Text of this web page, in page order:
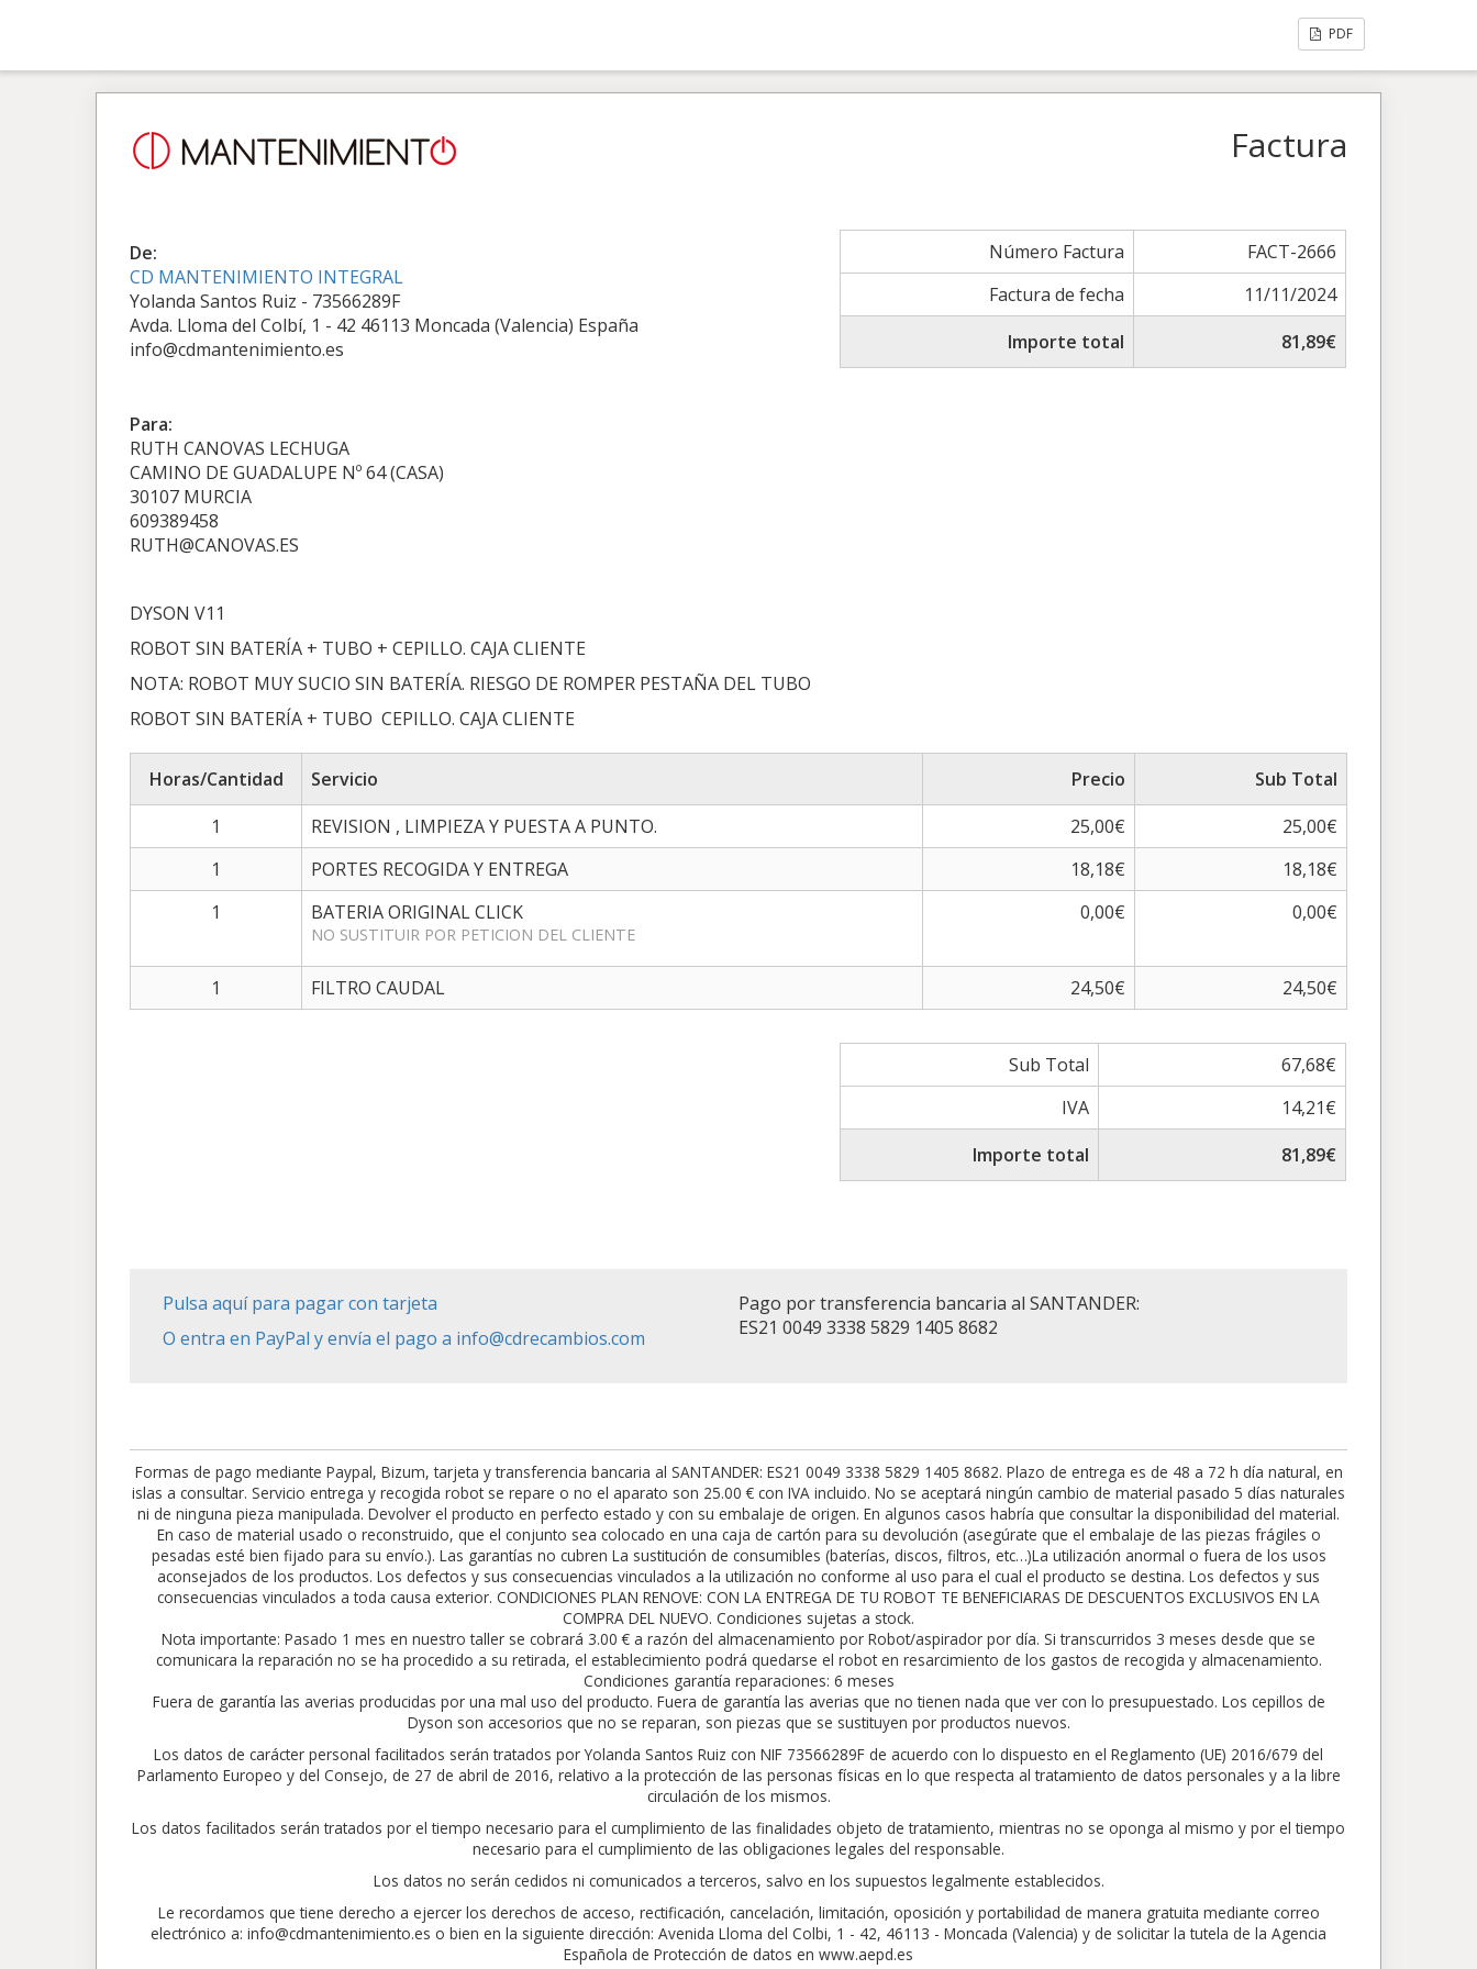
PDF
Factura
De:
CD MANTENIMIENTO INTEGRAL
Yolanda Santos Ruiz - 73566289F
Avda. Lloma del Colbí, 1 - 42 46113 Moncada (Valencia) España
info@cdmantenimiento.es
Número Factura
FACT-2666
Factura de fecha
11/11/2024
Importe total
81,89€
Para:
RUTH CANOVAS LECHUGA
CAMINO DE GUADALUPE Nº 64 (CASA)
30107 MURCIA
609389458
RUTH@CANOVAS.ES
DYSON V11
ROBOT SIN BATERÍA + TUBO + CEPILLO. CAJA CLIENTE
NOTA: ROBOT MUY SUCIO SIN BATERÍA. RIESGO DE ROMPER PESTAÑA DEL TUBO
ROBOT SIN BATERÍA + TUBO CEPILLO. CAJA CLIENTE
Horas/Cantidad Servicio Precio
Sub Total
1
REVISION , LIMPIEZA Y PUESTA A PUNTO. 25,00€
25,00€
1
PORTES RECOGIDA Y ENTREGA 18,18€
18,18€
1
BATERIA ORIGINAL CLICK
NO SUSTITUIR POR PETICION DEL CLIENTE
0,00€ 0,00€
1 FILTRO CAUDAL 24,50€ 24,50€
Sub Total
67,68€
IVA
14,21€
Importe total
81,89€
Pulsa aquí para pagar con tarjeta
O entra en PayPal y envía el pago a info@cdrecambios.com
Pago por transferencia bancaria al SANTANDER:
ES21 0049 3338 5829 1405 8682
Formas de pago mediante Paypal, Bizum, tarjeta y transferencia bancaria al SANTANDER: ES21 0049 3338 5829 1405 8682. Plazo de entrega es de 48 a 72 h día natural, en
islas a consultar. Servicio entrega y recogida robot se repare o no el aparato son 25.00 € con IVA incluido. No se aceptará ningún cambio de material pasado 5 días naturales
ni de ninguna pieza manipulada. Devolver el producto en perfecto estado y con su embalaje de origen. En algunos casos habría que consultar la disponibilidad del material.
En caso de material usado o reconstruido, que el conjunto sea colocado en una caja de cartón para su devolución (asegúrate que el embalaje de las piezas frágiles o
pesadas esté bien fijado para su envío.). Las garantías no cubren La sustitución de consumibles (baterías, discos, filtros, etc…)La utilización anormal o fuera de los usos
aconsejados de los productos. Los defectos y sus consecuencias vinculados a la utilización no conforme al uso para el cual el producto se destina. Los defectos y sus
consecuencias vinculados a toda causa exterior. CONDICIONES PLAN RENOVE: CON LA ENTREGA DE TU ROBOT TE BENEFICIARAS DE DESCUENTOS EXCLUSIVOS EN LA
COMPRA DEL NUEVO. Condiciones sujetas a stock.
Nota importante: Pasado 1 mes en nuestro taller se cobrará 3.00 € a razón del almacenamiento por Robot/aspirador por día. Si transcurridos 3 meses desde que se
comunicara la reparación no se ha procedido a su retirada, el establecimiento podrá quedarse el robot en resarcimiento de los gastos de recogida y almacenamiento.
Condiciones garantía reparaciones: 6 meses
Fuera de garantía las averias producidas por una mal uso del producto. Fuera de garantía las averias que no tienen nada que ver con lo presupuestado. Los cepillos de
Dyson son accesorios que no se reparan, son piezas que se sustituyen por productos nuevos.
Los datos de carácter personal facilitados serán tratados por Yolanda Santos Ruiz con NIF 73566289F de acuerdo con lo dispuesto en el Reglamento (UE) 2016/679 del
Parlamento Europeo y del Consejo, de 27 de abril de 2016, relativo a la protección de las personas físicas en lo que respecta al tratamiento de datos personales y a la libre
circulación de los mismos.
Los datos facilitados serán tratados por el tiempo necesario para el cumplimiento de las finalidades objeto de tratamiento, mientras no se oponga al mismo y por el tiempo
necesario para el cumplimiento de las obligaciones legales del responsable.
Los datos no serán cedidos ni comunicados a terceros, salvo en los supuestos legalmente establecidos.
Le recordamos que tiene derecho a ejercer los derechos de acceso, rectificación, cancelación, limitación, oposición y portabilidad de manera gratuita mediante correo
electrónico a: info@cdmantenimiento.es o bien en la siguiente dirección: Avenida Lloma del Colbi, 1 - 42, 46113 - Moncada (Valencia) y de solicitar la tutela de la Agencia
Española de Protección de datos en www.aepd.es